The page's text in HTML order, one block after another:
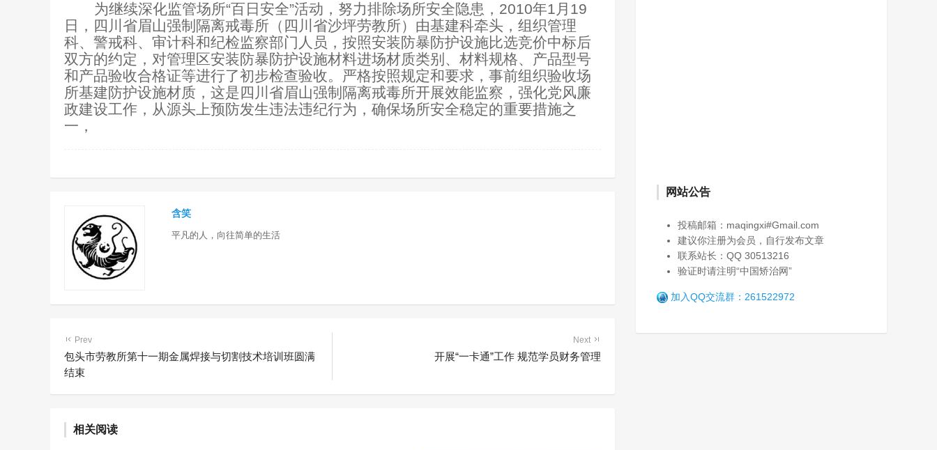
为继续深化监管场所“百日安全”活动，努力排除场所安全隐患，2010年1月19
日，四川省眉山强制隔离戒毒所（四川省沙坪劳教所）由基建科牵头，组织管理
科、警戒科、审计科和纪检监察部门人员，按照安装防暴防护设施比选竞价中标后
双方的约定，对管理区安装防暴防护设施材料进场材质类别、材料规格、产品型号
和产品验收合格证等进行了初步检查验收。严格按照规定和要求，事前组织验收场
所基建防护设施材质，这是四川省眉山强制隔离戒毒所开展效能监察，强化党风廉
政建设工作，从源头上预防发生违法违纪行为，确保场所安全稳定的重要措施之
一，
含笑
平凡的人，向往简单的生活
Prev
包头市劳教所第十一期金属焊接与切割技术培训班圆满
结束
Next
开展“一卡通”工作 规范学员财务管理
相关阅读
网站公告
投稿邮箱：maqingxi#Gmail.com
建议你注册为会员，自行发布文章
联系站长：QQ 30513216
验证时请注明“中国矫治网”
加入QQ交流群：261522972